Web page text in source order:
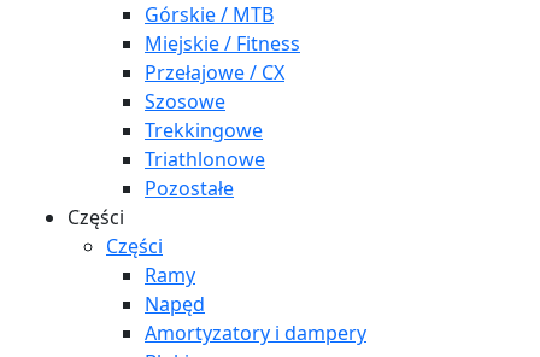
Górskie / MTB
Miejskie / Fitness
Przełajowe / CX
Szosowe
Trekkingowe
Triathlonowe
Pozostałe
Części
Części
Ramy
Napęd
Amortyzatory i dampery